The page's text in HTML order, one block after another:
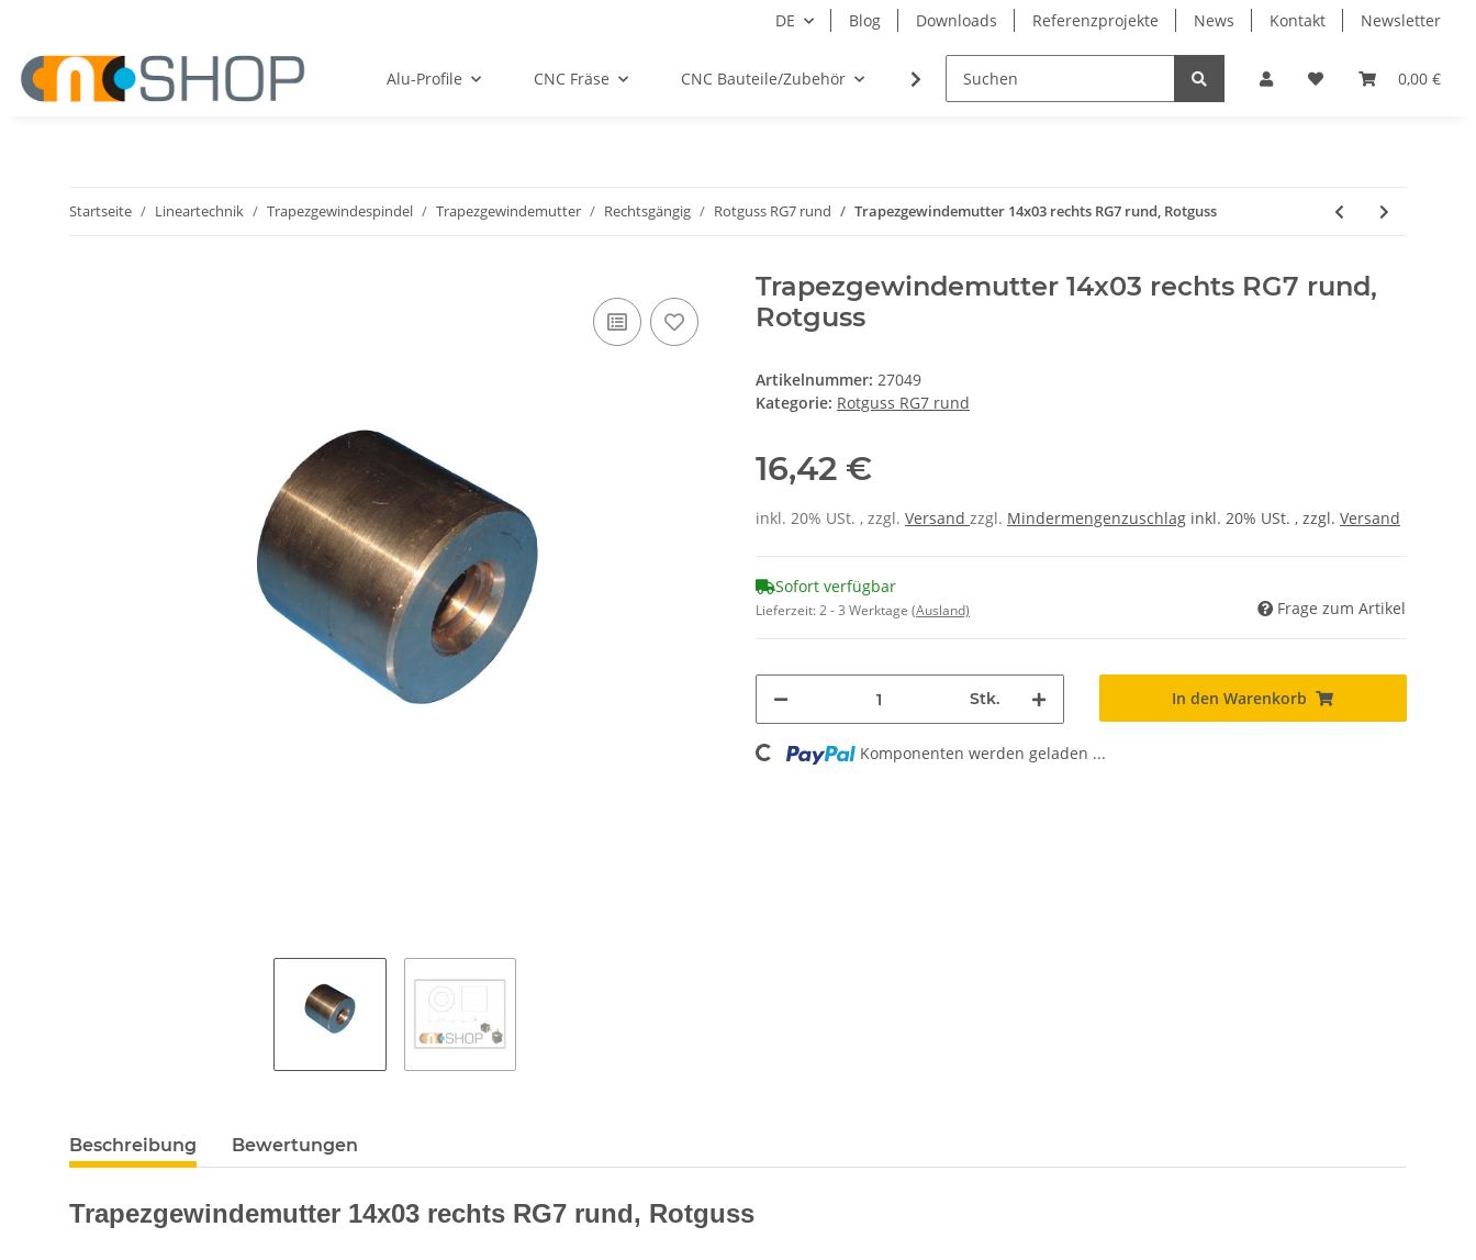
DE Blog Downloads Referenzprojekte News Kontakt Newsletter
0,00 €
Alu-Profile CNC Fräse CNC Bauteile/Zubehör Elektro Lagertechnik Lineartechnik
Startseite Lineartechnik Trapezgewindespindel Trapezgewindemutter Rechtsgängig Rotguss RG7 rund Trapezgewindemutter 14x03 rechts RG7 rund, Rotguss
Trapezgewindemutter 14x03 rechts RG7 rund,
Rotguss
Artikelnummer: 27049
Kategorie: Rotguss RG7 rund
16,42 €
inkl. 20% USt. , zzgl. Versand zzgl. Mindermengenzuschlag inkl. 20% USt. , zzgl. Versand
Sofort verfügbar
Lieferzeit:2 - 3 Werktage (Ausland) Frage zum Artikel
Stk. In den Warenkorb
Loading... Komponenten werden geladen ...
Beschreibung Bewertungen
Trapezgewindemutter 14x03 rechts RG7 rund, Rotguss